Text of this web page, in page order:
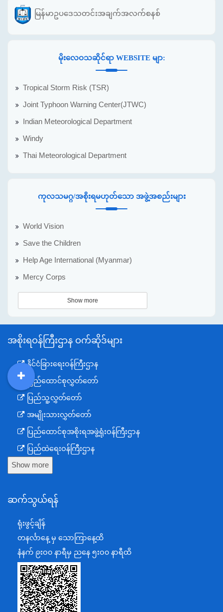
မြန်မာဥပဒေသတင်းအချက်အလက်စနစ်
မိုးလေဝသဆိုင်ရာ WEBSITE မျာ:
Tropical Storm Risk (TSR)
Joint Typhoon Warning Center(JTWC)
Indian Meteorological Department
Windy
Thai Meteorological Department
ကုလသမဂ္ဂ/အစိုးရမဟုတ်သော အဖွဲ့အစည်းများ
World Vision
Save the Children
Help Age International (Myanmar)
Mercy Corps
Show more
အစိုးရဝန်ကြီးဌာန ဝက်ဆိုဒ်များ
နိုင်ငံခြားရေးဝန်ကြီးဌာန
ပြည်ထောင်စုလွှတ်တော်
ပြည်သူ့လွှတ်တော်
အမျိုးသားလွှတ်တော်
ပြည်ထောင်စုအစိုးရအဖွဲ့ရုံးဝန်ကြီးဌာန
ပြည်ထဲရေးဝန်ကြီးဌာန
ကာကွယ်ရေးဝန်ကြီးဌာန
စီမံကိန်း၊ဘဏ္ဍာရေးနှင့်စက်မှုဝန်ကြီးဌာန
အပြည်ပြည်ဆိုင်ရာပူးပေါင်းဆောင်ရွက်ရေးဝန်ကြီးဌာန
ပြန်ကြားရေးဝန်ကြီးဌာန
သာသနာရေးနှင့် ယဉ်ကျေးမှုဝန်ကြီးဌာန
စိုက်ပျိုးရေး၊မွေးမြူရေးနှင့်ဆည်မြောင်းဝန်ကြီးဌာန
ပို့ဆောင်ရေးနှင့်ဆက်သွယ်ရေးဝန်ကြီးဌာန
Show more
ဆက်သွယ်ရန်
ရုံးဖွင့်ချိန်
တနင်္လာနေ့ မှ သောကြာနေ့ထိ
နံနက် ၉းဝ၀ နာရီမှ ညနေ ၅းဝ၀ နာရီထိ
DDM